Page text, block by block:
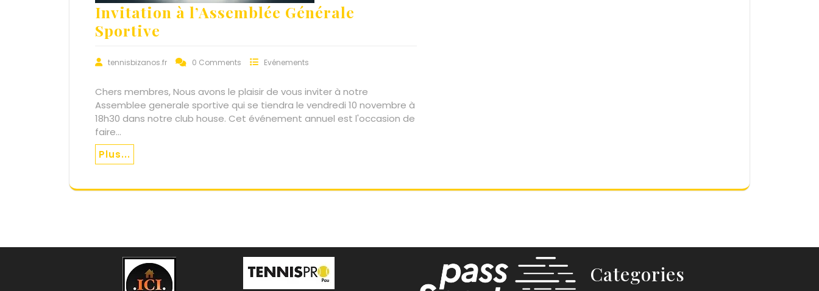
Invitation à l’Assemblée Générale
Sportive
tennisbizanos.fr 0 Comments Evénements
Chers membres, Nous avons le plaisir de vous inviter à notre
Assemblee generale sportive qui se tiendra le vendredi 10 novembre à
18h30 dans notre club house. Cet événement annuel est l'occasion de
faire…
Plus...
Categories